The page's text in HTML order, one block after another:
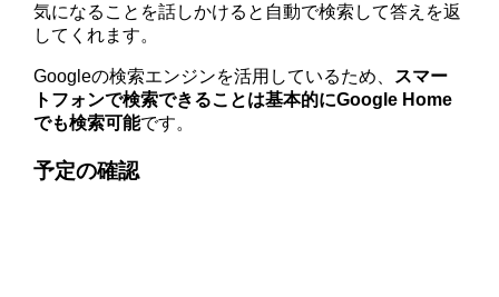
気になることを話しかけると自動で検索して答えを返
してくれます。
Googleの検索エンジンを活用しているため、 スマー
トフォンで検索できることは基本的にGoogle Home
でも検索可能です。
予定の確認